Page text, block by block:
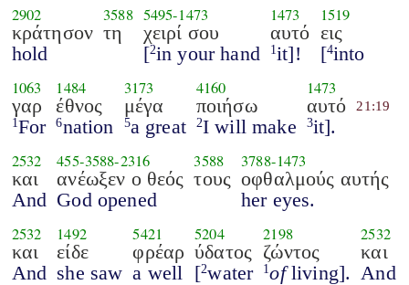
2902
κράτησον
hold
3588
τη
5495-1473
χειρί σου
[2in your hand
1473
αυτό
1it]!
1519
εις
[4into
1063
γαρ
1 For
1484
έθνος
6nation
3173
μέγα
5a great
4160
ποιήσω
2I will make
1473
αυτό
3it].
21:19
2532
και
And
455-3588-2316
ανέωξεν ο θεός
God opened
3588
τους
3788-1473
οφθαλμούς αυτής
her eyes.
2532
και
And
1492
είδε
she saw
5421
φρέαρ
a well
5204
ύδατος
[2water
2198
ζώντος
1 ofliving].
2532
και
And